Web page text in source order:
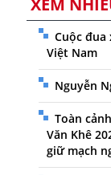
XEM
Cuộc
Việt Nam
Nguyễn
Toàn
Văn Khê
giữ mạch